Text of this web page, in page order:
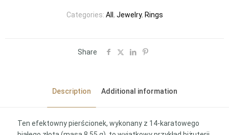
Categories: All , Jewelry, Rings
Share
Description Additional information
Ten efektowny pierścionek, wykonany z 14-karatowego